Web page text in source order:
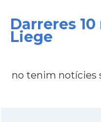
Darreres
Liege
no tenim notícies